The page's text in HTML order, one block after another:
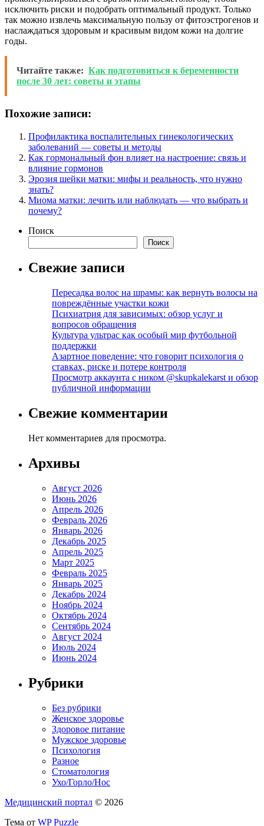
исключить риски и подобрать оптимальный продукт. Только
так можно извлечь максимальную пользу от фитоэстрогенов и
наслаждаться здоровым и красивым видом кожи на долгие
годы.
Читайте также: Как подготовиться к беременности
после 30 лет: советы и этапы
Похожие записи:
Профилактика воспалительных гинекологических
заболеваний — советы и методы
Как гормональный фон влияет на настроение: связь и
влияние гормонов
Эрозия шейки матки: мифы и реальность, что нужно
знать?
Миома матки: лечить или наблюдать — что выбрать и
почему?
Поиск
Поиск
Свежие записи
Пересадка волос на шрамы: как вернуть волосы на
повреждённые участки кожи
Психиатрия для зависимых: обзор услуг и
вопросов обращения
Культура ультрас как особый мир футбольной
поддержки
Азартное поведение: что говорит психология о
ставках, риске и потере контроля
Просмотр аккаунта с ником @skupkalekarst и обзор
публичной информации
Свежие комментарии
Нет комментариев для просмотра.
Архивы
Август 2026
Июнь 2026
Апрель 2026
Февраль 2026
Январь 2026
Декабрь 2025
Апрель 2025
Март 2025
Февраль 2025
Январь 2025
Декабрь 2024
Ноябрь 2024
Октябрь 2024
Сентябрь 2024
Август 2024
Июль 2024
Июнь 2024
Рубрики
Без рубрики
Женское здоровье
Здоровое питание
Мужское здоровье
Психология
Разное
Стоматология
Ухо/Горло/Нос
Медицинский портал © 2026
Тема от WP Puzzle